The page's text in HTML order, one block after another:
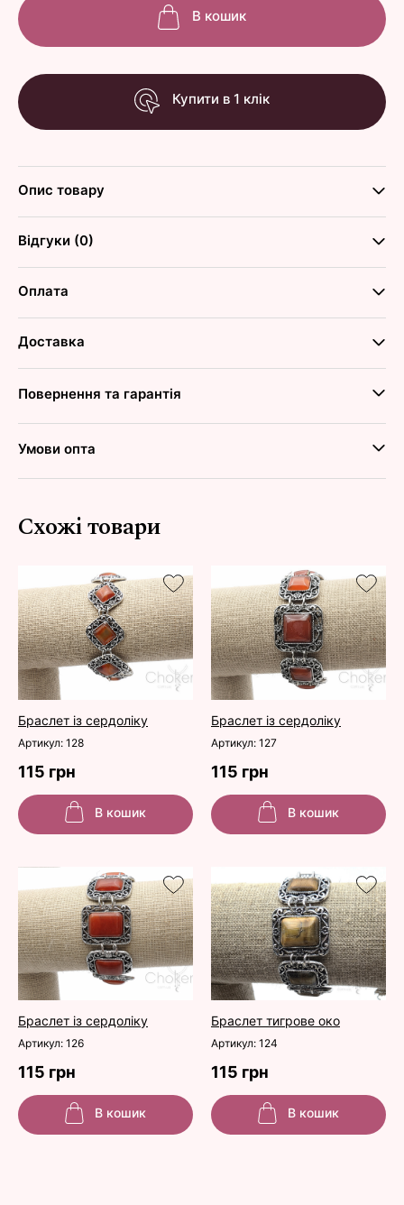
В кошик
Купити в 1 клік
Опис товару
Відгуки (0)
Оплата
Доставка
Повернення та гарантія
Умови опта
Схожі товари
Браслет із сердоліку Браслет із сердоліку
Артикул: 128 Артикул: 127
115 грн 115 грн
В кошик В кошик
Браслет із сердоліку Браслет тигрове око
Артикул: 126 Артикул: 124
115 грн 115 грн
В кошик В кошик